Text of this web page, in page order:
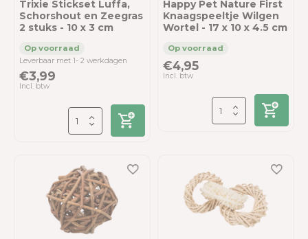
Trixie Stickset Luffa,
Schorshout en Zeegras
2 stuks - 10 x 3 cm
Leverbaar met 1- 2 werkdagen
€3,99
Incl. btw
Happy Pet Nature First
Knaagspeeltje Wilgen
Wortel - 17 x 10 x 4.5 cm
€4,95
Incl. btw